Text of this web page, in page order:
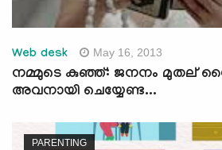
Web desk May 16, 2013
നമ്മുടെ കുഞ്ഞ്: ജനനം മുതല്
അവനായി ചെയ്യേണ്ട...
PARENTING